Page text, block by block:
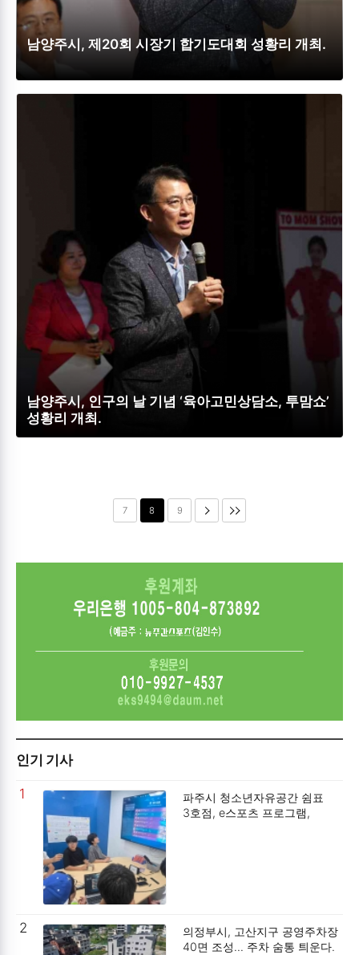
남양주시, 제20회 시장기 합기도대회 성황리 개최.
남양주시, 인구의 날 기념 ‘육아고민상담소, 투맘쇼’
성황리 개최.
7 8 9
인기 기사
1
파주시 청소년자유공간 쉼표
3호점, e스포츠 프로그램,
2
의정부시, 고산지구 공영주차장
40면 조성… 주차 숨통 틔운다.